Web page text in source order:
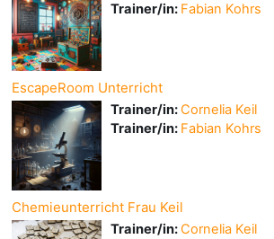
Trainer/in: Fabian Kohrs
EscapeRoom Unterricht
Trainer/in:Cornelia Keil
Trainer/in: Fabian Kohrs
Chemieunterricht Frau Keil
Trainer/in:Cornelia Keil